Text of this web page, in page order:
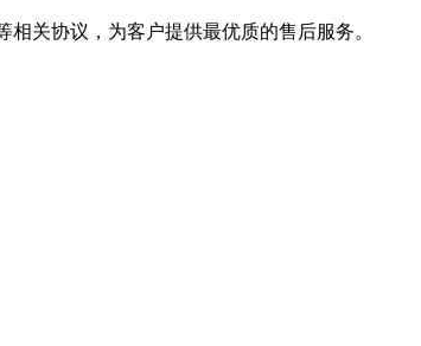
关协议，为客户提供最优质的售后服务。